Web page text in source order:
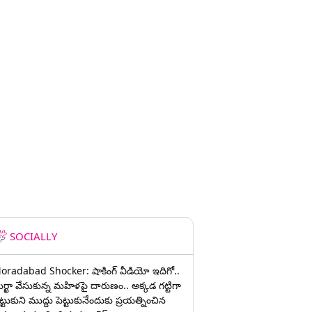
SOCIALLY
Shocker: షాకింగ్ వీడియో ఇదిగో..
వేసుకున్న మహిళపై దారుణం.. అక్కడ గట్టిగా
ముద్దు పెట్టుకునేందుకు ప్రయత్నించిన